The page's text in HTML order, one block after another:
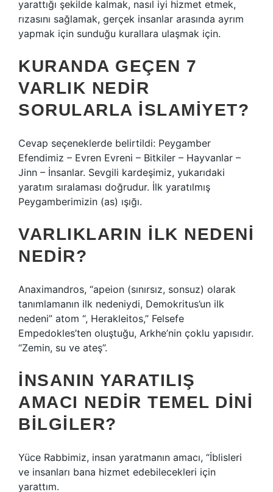
yarattığı şekilde kalmak, nasıl iyi hizmet etmek,
rızasını sağlamak, gerçek insanlar arasında ayrım
yapmak için sunduğu kurallara ulaşmak için.
KURANDA GEÇEN 7
VARLIK NEDIR
SORULARLA İSLAMIYET?
Cevap seçeneklerde belirtildi: Peygamber
Efendimiz – Evren Evreni – Bitkiler – Hayvanlar –
Jinn – İnsanlar. Sevgili kardeşimiz, yukarıdaki
yaratım sıralaması doğrudur. İlk yaratılmış
Peygamberimizin (as) ışığı.
VARLIKLARIN ILK NEDENI
NEDIR?
Anaximandros, “apeion (sınırsız, sonsuz) olarak
tanımlamanın ilk nedeniydi, Demokritus’un ilk
nedeni” atom “, Herakleitos,” Felsefe
Empedokles’ten oluştuğu, Arkhe’nin çoklu yapısıdır.
“Zemin, su ve ateş”.
İNSANIN YARATILIŞ
AMACI NEDIR TEMEL DINI
BILGILER?
Yüce Rabbimiz, insan yaratmanın amacı, “İblisleri
ve insanları bana hizmet edebilecekleri için
yarattım.